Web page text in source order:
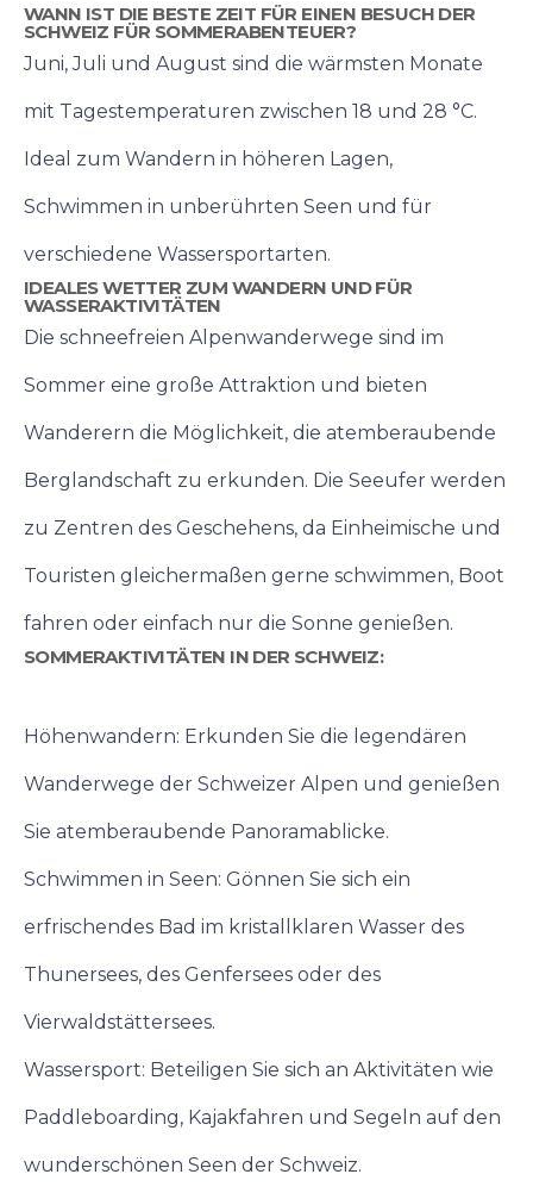
WANN IST DIE BESTE ZEIT FÜR EINEN BESUCH DER
SCHWEIZ FÜR SOMMERABENTEUER?
Juni, Juli und August sind die wärmsten Monate
mit Tagestemperaturen zwischen 18 und 28 °C.
Ideal zum Wandern in höheren Lagen,
Schwimmen in unberührten Seen und für
verschiedene Wassersportarten.
IDEALES WETTER ZUM WANDERN UND FÜR
WASSERAKTIVITÄTEN
Die schneefreien Alpenwanderwege sind im
Sommer eine große Attraktion und bieten
Wanderern die Möglichkeit, die atemberaubende
Berglandschaft zu erkunden. Die Seeufer werden
zu Zentren des Geschehens, da Einheimische und
Touristen gleichermaßen gerne schwimmen, Boot
fahren oder einfach nur die Sonne genießen.
SOMMERAKTIVITÄTEN IN DER SCHWEIZ:
Höhenwandern: Erkunden Sie die legendären
Wanderwege der Schweizer Alpen und genießen
Sie atemberaubende Panoramablicke.
Schwimmen in Seen: Gönnen Sie sich ein
erfrischendes Bad im kristallklaren Wasser des
Thunersees, des Genfersees oder des
Vierwaldstättersees.
Wassersport: Beteiligen Sie sich an Aktivitäten wie
Paddleboarding, Kajakfahren und Segeln auf den
wunderschönen Seen der Schweiz.